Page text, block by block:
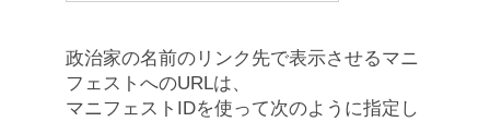
政治家の名前のリンク先で表示させるマニ
フェストへのURLは、
マニフェストIDを使って次のように指定し